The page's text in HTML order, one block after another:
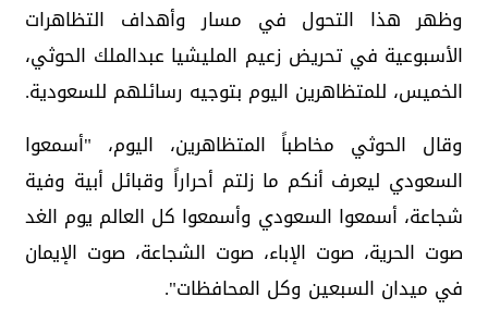
وظهر هذا التحول في مسار وأهداف التظاهرات
الأسبوعية في تحريض زعيم المليشيا عبدالملك الحوثي،
الخميس، للمتظاهرين اليوم بتوجيه رسائلهم للسعودية.
وقال الحوثي مخاطباً المتظاهرين، اليوم، "أسمعوا
السعودي ليعرف أنكم ما زلتم أحراراً وقبائل أبية وفية
شجاعة، أسمعوا السعودي وأسمعوا كل العالم يوم الغد
صوت الحرية، صوت الإباء، صوت الشجاعة، صوت الإيمان
في ميدان السبعين وكل المحافظات".